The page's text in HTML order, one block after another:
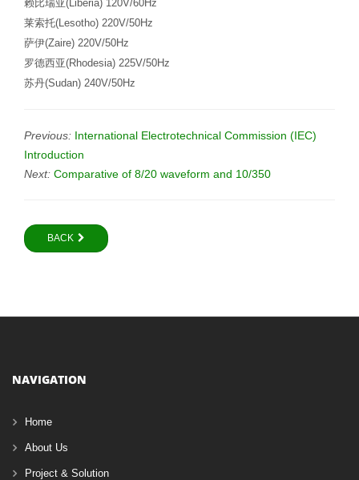
赖比瑞亚(Liberia) 120V/60Hz
莱索托(Lesotho) 220V/50Hz
萨伊(Zaire) 220V/50Hz
罗德西亚(Rhodesia) 225V/50Hz
苏丹(Sudan) 240V/50Hz
Previous: International Electrotechnical Commission (IEC)
Introduction
Next: Comparative of 8/20 waveform and 10/350
BACK
NAVIGATION
Home
About Us
Project & Solution